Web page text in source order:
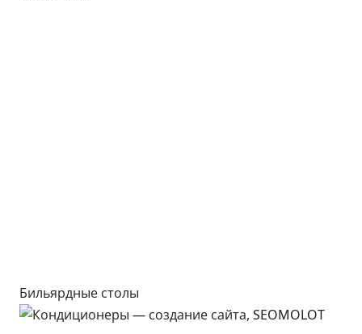
Бильярдные столы